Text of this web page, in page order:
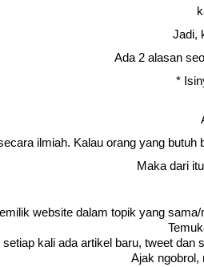
Jadi,
Ada 2 alasan
*
ilmiah. Kalau orang yang
Maka dari
website dalam topik yang
kali ada artikel baru, tweet
Ajak ngobrol,